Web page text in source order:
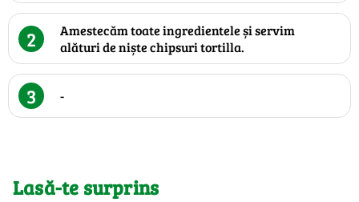
2
Amestecăm toate ingredientele și servim
alături de niște chipsuri tortilla.
3 -
Lasă-te surprins